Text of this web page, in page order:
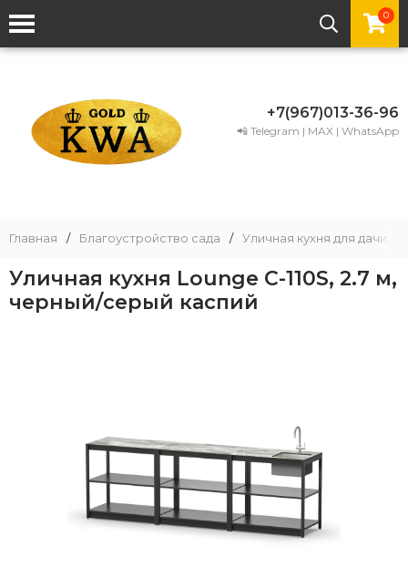
0
+7(967)013-36-96
📲 Telegram | MAX | WhatsApp
Главная / Благоустройство сада / Уличная кухня для дачи
Уличная кухня Lounge C-110S, 2.7 м,
черный/серый каспий